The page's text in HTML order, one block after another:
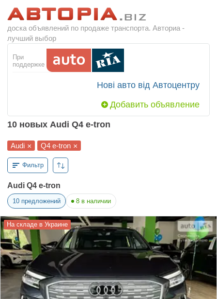
доска объявлений по продаже транспорта. Авториа -
лучший выбор
При
поддержке
Нові авто від Автоцентру
Добавить объявление
10 новых Audi Q4 e-tron
Audi × Q4 e-tron ×
Фильтр
Audi Q4 e-tron
10 предложений 8 в наличии
На складе в Украине